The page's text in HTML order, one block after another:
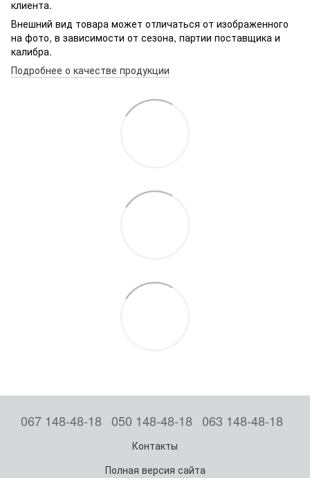
клиента.
Внешний вид товара может отличаться от изображенного
на фото, в зависимости от сезона, партии поставщика и
калибра.
Подробнее о качестве продукции
067 148-48-18 050 148-48-18 063 148-48-18
Контакты
Полная версия сайта